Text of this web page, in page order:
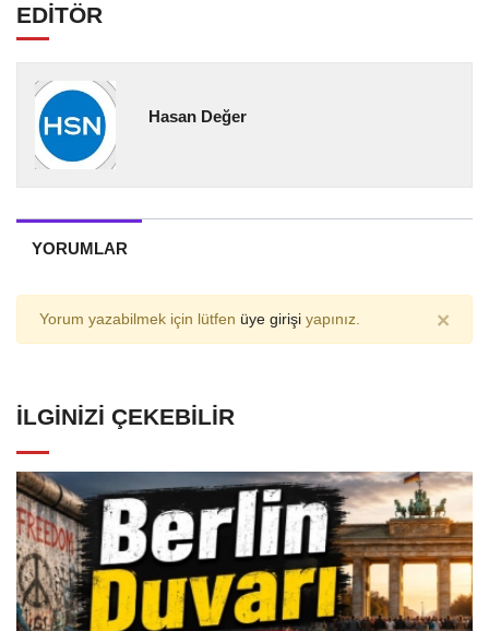
EDİTÖR
Hasan Değer
YORUMLAR
Yorum yazabilmek için lütfen üye girişi yapınız. ×
İLGINIZI ÇEKEBILIR